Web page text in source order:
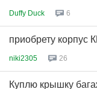
Duffy Duck 6
приобрету корпус
niki2305 26
Куплю крышку